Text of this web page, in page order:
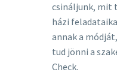
csináljunk, mit
házi
annak a
tud jönni a
Check.